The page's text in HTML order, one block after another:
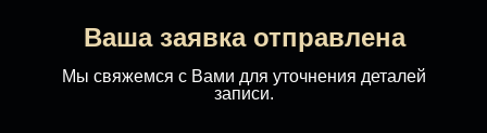
Мы свяжемся с Вами для уточнения деталей
записи.
Ваша заявка отправлена